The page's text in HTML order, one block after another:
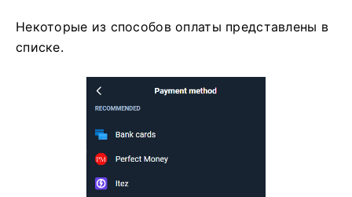
Некоторые из способов оплаты представлены в
списке.